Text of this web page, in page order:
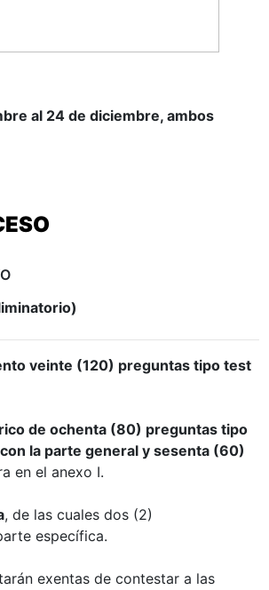
al 24 de diciembre, ambos
veinte (120) preguntas tipotest
de ochenta (80) preguntas tipo
la parte general y sesenta (60)
en el anexo I.
, de las cuales dos (2)
específica.
exentas de contestar a las